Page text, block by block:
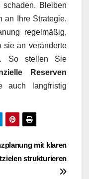
schaden. Bleiben
an Ihre Strategie.
regelmäßig,
sie an veränderte
So stellen Sie
Reserven
auch langfristig
mit klaren
strukturieren